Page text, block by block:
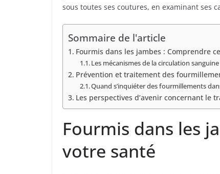
sous toutes ses coutures, en examinant ses
Sommaire de l'article
Fourmis dans les jambes : Comprendre
Les mécanismes de la circulation
Prévention et traitement des
Quand s’inquiéter des fourmillements
Les perspectives d’avenir concernant le
Fourmis dans les
votre santé